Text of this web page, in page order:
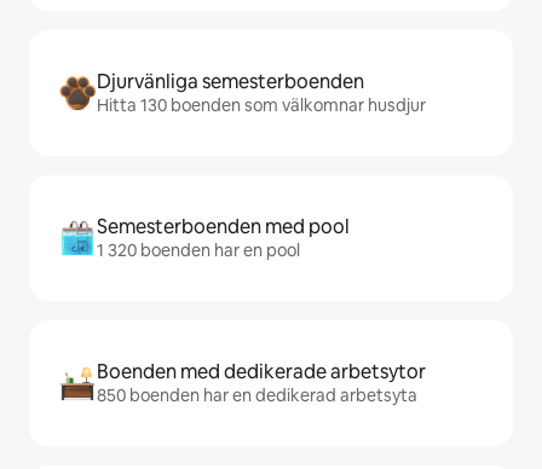
Djurvänliga semesterboenden
Hitta 130 boenden som välkomnar husdjur
Semesterboenden med pool
1 320 boenden har en pool
Boenden med dedikerade arbetsytor
850 boenden har en dedikerad arbetsyta